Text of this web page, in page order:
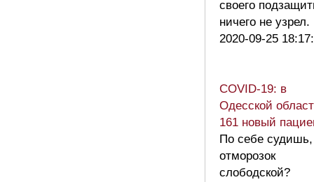
своего
ничего не
2020-09-25
COVID-19: в
Одесской
161 новый
По себе судишь,
отморозок
слободской?